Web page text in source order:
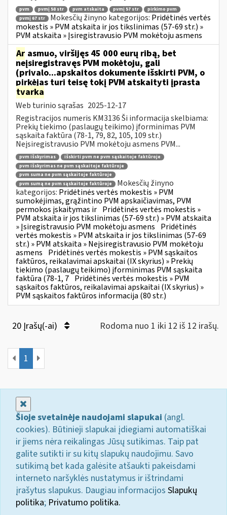
pvm pvmį 58 str pvm atskaita pvmį 57 str
pirkimo pvm
pvmį 67 str
Mokesčių žinyno kategorijos: Pridėtinės vertės
mokestis » PVM atskaita ir jos tikslinimas (57-69 str.) »
PVM atskaita » Įsiregistravusio PVM mokėtoju asmens
Ar asmuo, viršijęs 45 000 eurų ribą, bet
neįsiregistravęs PVM mokėtoju, gali
(privalo...apskaitos dokumente išskirti PVM, o
pirkėjas turi teisę tokį PVM atskaityti įprasta
tvarka
Web turinio sąrašas 2025-12-17
Registracijos numeris KM3136 Ši informacija skelbiama:
Prekių tiekimo (paslaugų teikimo) įforminimas PVM
sąskaita faktūra (78-1, 79, 82, 105, 109 str.)
Neįsiregistravusio PVM mokėtoju asmens PVM...
pvm išskyrimas
išskirti pvm ne pvm sąskaitoje faktūroje
pvm išskyrimas ne pvm sąskaitoje faktūroje
pvm suma ne pvm sąskaitoje faktūroje
pvm sumą ne pvm sąskaitoje faktūroje
Mokesčių žinyno
kategorijos: Pridėtinės vertės mokestis » PVM
sumokėjimas, grąžintino PVM apskaičiavimas, PVM
permokos įskaitymas ir Pridėtinės vertės mokestis »
PVM atskaita ir jos tikslinimas (57-69 str.) » PVM atskaita
» Įsiregistravusio PVM mokėtoju asmens Pridėtinės
vertės mokestis » PVM atskaita ir jos tikslinimas (57-69
str.) » PVM atskaita » Neįsiregistravusio PVM mokėtoju
asmens Pridėtinės vertės mokestis » PVM sąskaitos
faktūros, reikalavimai apskaitai (IX skyrius) » Prekių
tiekimo (paslaugų teikimo) įforminimas PVM sąskaita
faktūra (78-1, 7 Pridėtinės vertės mokestis » PVM
sąskaitos faktūros, reikalavimai apskaitai (IX skyrius) »
PVM sąskaitos faktūros informacija (80 str.)
20 Įrašų(-ai) Rodoma nuo 1 iki 12 iš 12 irašų.
1
Šioje svetainėje naudojami slapukai (angl.
cookies). Būtinieji slapukai įdiegiami automatiškai
ir jiems nėra reikalingas Jūsų sutikimas. Taip pat
galite sutikti ir su kitų slapukų naudojimu. Savo
sutikimą bet kada galėsite atšaukti pakeisdami
interneto naršyklės nustatymus ir ištrindami
įrašytus slapukus. Daugiau informacijos Slapukų
politika; Privatumo politika.